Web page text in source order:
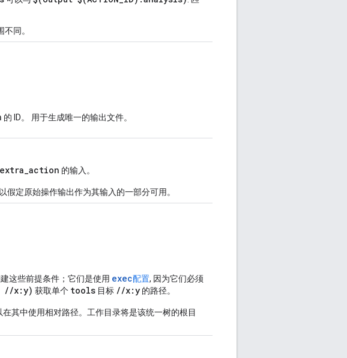
同。
的 ID。 用于生成唯一的输出文件。
extra_action 的输入。
定原始操作输出作为其输入的一部分可用。
这些前提条件；它们是使用 exec配置, 因为它们必须
//x:y) 获取单个 tools 目标 //x:y 的路径。
其中使用相对路径。工作目录将是该统一树的根目